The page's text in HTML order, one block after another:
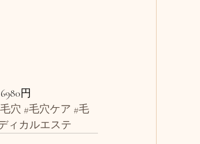
円
穴 #毛穴ケア #毛
ィカルエステ